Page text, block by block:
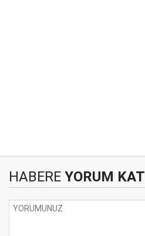
HABERE YORUM KAT